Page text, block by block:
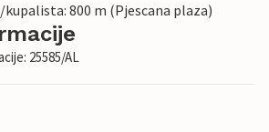
800 m (Pjescana plaza)
25585/AL